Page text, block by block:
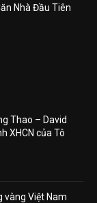
Nhà Đầu Tiên
Thao – David
XHCN của Tô
vàng Việt Nam